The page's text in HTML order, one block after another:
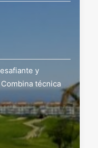
y
técnica